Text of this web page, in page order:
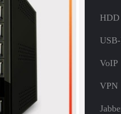
HDD
VoIP
VPN